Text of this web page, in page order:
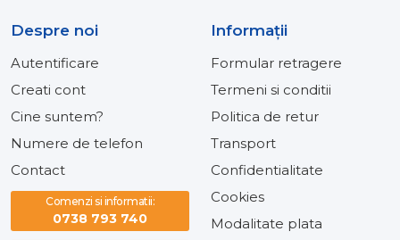
Despre noi
Autentificare
Creati cont
Cine suntem?
Numere de telefon
Contact
Comenzi si informatii:
0738 793 740
Informaţii
Formular retragere
Termeni si conditii
Politica de retur
Transport
Confidentialitate
Cookies
Modalitate plata